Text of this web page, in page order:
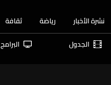
نشرة الأخبار رياضة ثقافة
الجدول البرامج